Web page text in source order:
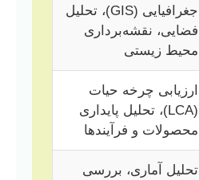
جغرافیایی (GIS)، تحلیل
فضایی، نقشه‌برداری
محیط زیستی
ارزیابی چرخه حیات
(LCA)، تحلیل پایداری
محصولات و فرآیندها
تحلیل آماری، بررسی